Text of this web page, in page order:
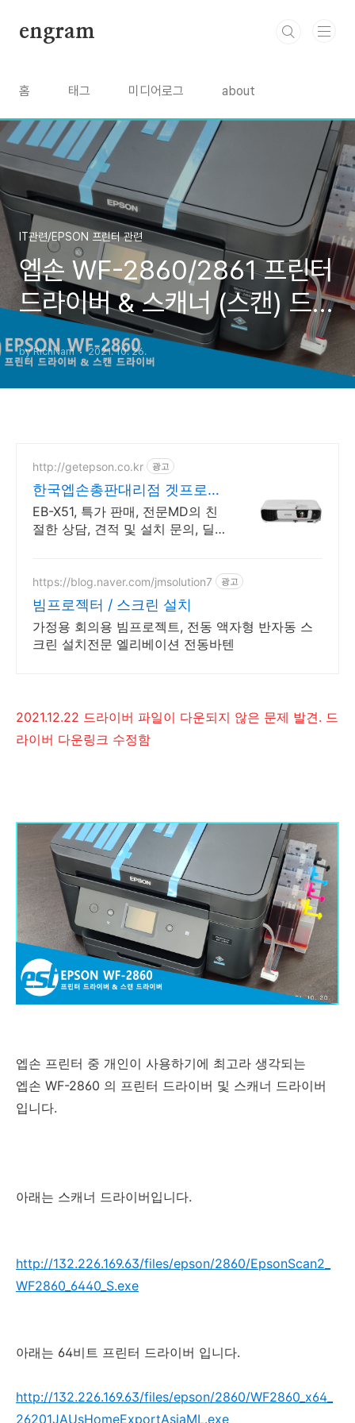
engram
홈 태그 미디어로그 about
IT관련/EPSON 프린터 관련
엡손 WF-2860/2861 프린터
드라이버 & 스캐너 (스캔) 드라
이버
by RichNam 2021. 10. 26.
http://getepson.co.kr 광고
한국엡손총판대리점 겟프로젝
터
EB-X51, 특가 판매, 전문MD의 친
절한 상담, 견적 및 설치 문의, 딜러
https://blog.naver.com/jmsolution7 광고
빔프로젝터 / 스크린 설치
가정용 회의용 빔프로젝트, 전동 액자형 반자동 스
크린 설치전문 엘리베이션 전동바텐
2021.12.22 드라이버 파일이 다운되지 않은 문제 발견. 드
라이버 다운링크 수정함
엡손 프린터 중 개인이 사용하기에 최고라 생각되는
엡손 WF-2860 의 프린터 드라이버 및 스캐너 드라이버
입니다.
아래는 스캐너 드라이버입니다.
http://132.226.169.63/files/epson/2860/EpsonScan2_
WF2860_6440_S.exe
아래는 64비트 프린터 드라이버 입니다.
http://132.226.169.63/files/epson/2860/WF2860_x64_
26201JAUsHomeExportAsiaML.exe